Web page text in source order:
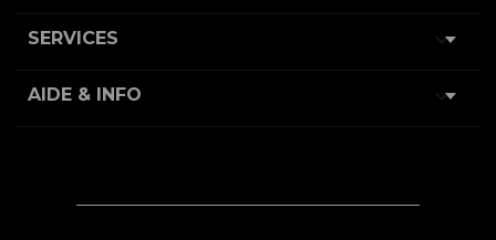
SERVICES 
AIDE & INFO 